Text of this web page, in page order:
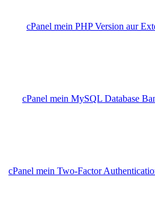
cPanel mein PHP Version aur
cPanel mein MySQL Database
cPanel mein Two-Factor